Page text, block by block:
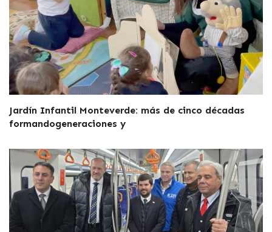
Jardín Infantil Monteverde: más de cinco décadas
formandogeneraciones y